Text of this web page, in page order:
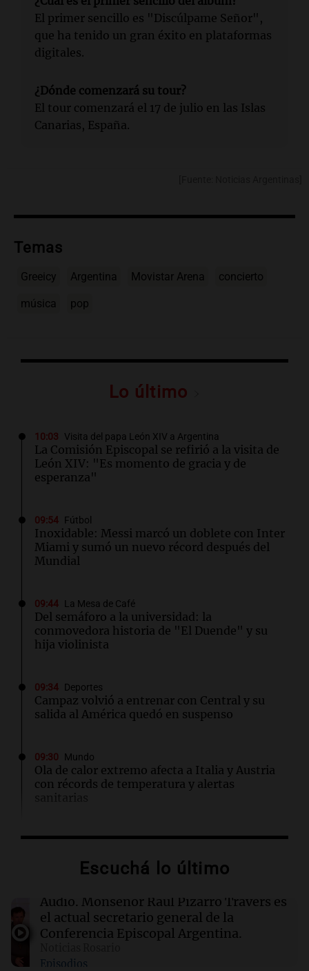
El primer sencillo es "Discúlpame Señor",
que ha tenido un gran éxito en plataformas
digitales.
¿Dónde comenzará su tour?
El tour comenzará el 17 de julio en las Islas
Canarias, España.
Temas
Greeicy Argentina Movistar Arena concierto
música pop
Lo último
10:03 Visita del papa León XIV a Argentina
La Comisión Episcopal se refirió a la visita de
León XIV: "Es momento de gracia y de
esperanza"
09:54 Fútbol
Inoxidable: Messi marcó un doblete con Inter
Miami y sumó un nuevo récord después del
Mundial
09:44 La Mesa de Café
Del semáforo a la universidad: la
conmovedora historia de "El Duende" y su
hija violinista
09:34 Deportes
Campaz volvió a entrenar con Central y su
salida al América quedó en suspenso
09:30 Mundo
Ola de calor extremo afecta a Italia y Austria
con récords de temperatura y alertas
sanitarias
09:29 Ciencia
inmunitarias que explotan como bombas
09:25 Mundo
La prolongada ausencia de Paul Biya genera
Escuchá lo último
Audio. Monseñor Raúl Pizarro Travers es
el actual secretario general de la
Conferencia Episcopal Argentina.
Episodios